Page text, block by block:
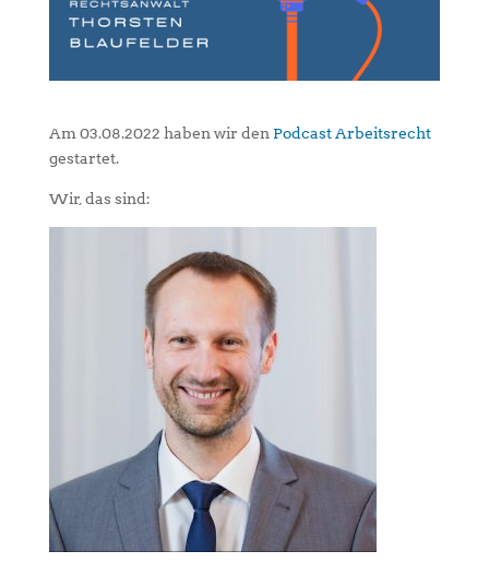
Am 03.08.2022 haben wir den Podcast Arbeitsrecht
gestartet.
Wir, das sind: